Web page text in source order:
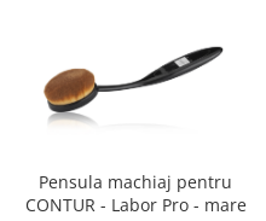
Pensula machiaj pentru
CONTUR - Labor Pro - mare